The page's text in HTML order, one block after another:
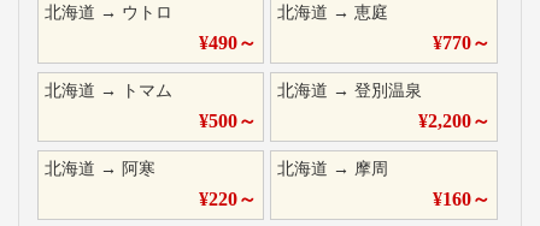
北海道 → ウトロ
¥490～
北海道 →恵庭
¥770～
北海道 → トマム
¥500～
北海道 →登別温泉
¥2,200～
北海道 → 阿寒
¥220～
北海道 → 摩周
¥160～